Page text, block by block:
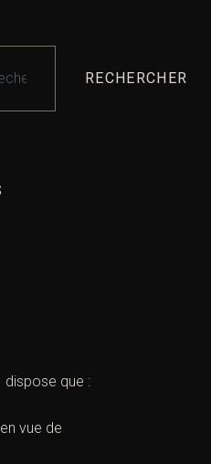
RECHERCHER
dispose que :
vue de